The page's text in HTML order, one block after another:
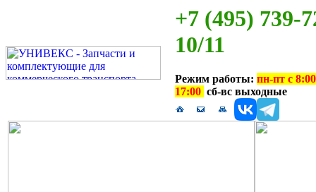
+7 (495) 739-
10/11
Режим работы: пн-пт с
17:00 сб-вс выходные